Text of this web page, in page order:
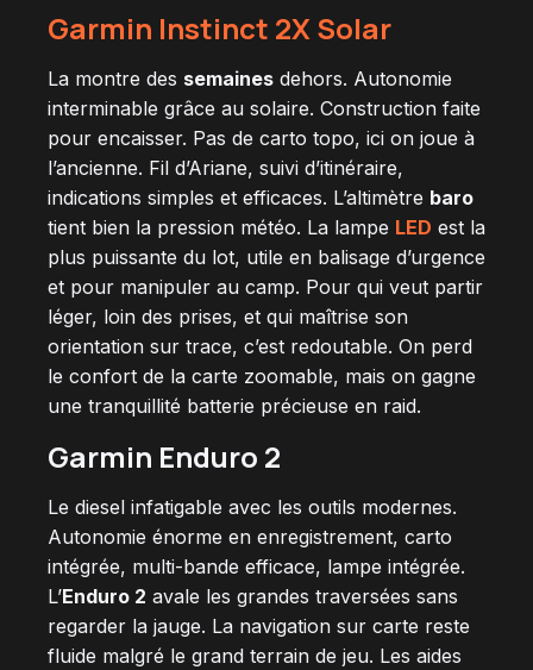
Garmin Instinct 2X Solar
La montre des semaines dehors. Autonomie
interminable grâce au solaire. Construction faite
pour encaisser. Pas de carto topo, ici on joue à
l’ancienne. Fil d’Ariane, suivi d’itinéraire,
indications simples et efficaces. L’altimètre baro
tient bien la pression météo. La lampe LED est la
plus puissante du lot, utile en balisage d’urgence
et pour manipuler au camp. Pour qui veut partir
léger, loin des prises, et qui maîtrise son
orientation sur trace, c’est redoutable. On perd
le confort de la carte zoomable, mais on gagne
une tranquillité batterie précieuse en raid.
Garmin Enduro 2
Le diesel infatigable avec les outils modernes.
Autonomie énorme en enregistrement, carto
intégrée, multi-bande efficace, lampe intégrée.
L’Enduro 2 avale les grandes traversées sans
regarder la jauge. La navigation sur carte reste
fluide malgré le grand terrain de jeu. Les aides